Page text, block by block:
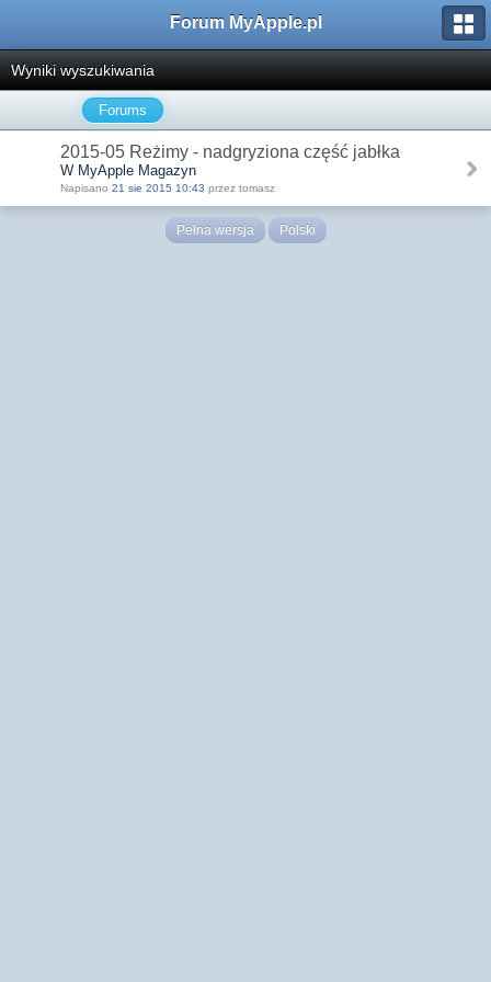
Forum MyApple.pl
Wyniki wyszukiwania
Forums
2015-05 Reżimy - nadgryziona część jabłka
W MyApple Magazyn
Napisano 21 sie 2015 10:43 przez tomasz
Pełna wersja Polski